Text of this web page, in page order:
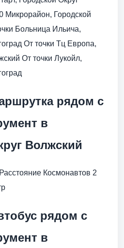
Микрорайон, Городской
Больница Ильича,
От точки Тц Европа,
От точки Лукойл,
рядом с
в
Волжский
Космонавтов 2
рядом с
в